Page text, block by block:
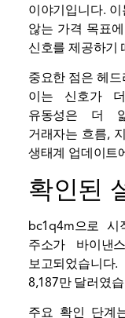
이야기입니다.
않는 가격 목표
신호를 제공하기
중요한 점은 헤
이는 신호가
유동성은 더
거래자는 흐름,
생태계 업데이트
확인된
bc1q4m으로
주소가 바이낸
보고되었습니다
8,187만 달러였
주요 확인 단계